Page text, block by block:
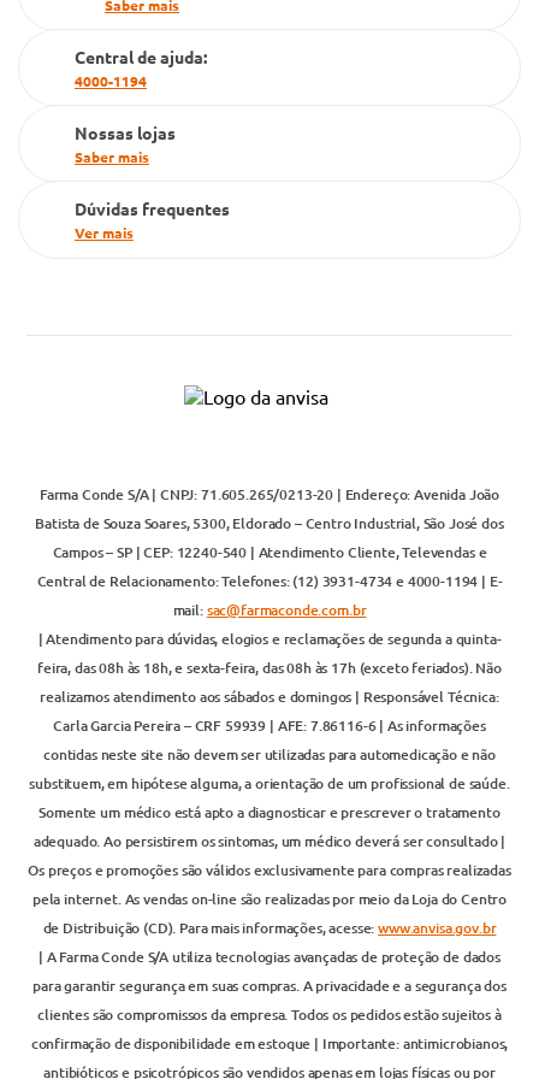
Televendas
Saber mais
Central de ajuda:
4000-1194
Nossas lojas
Saber mais
Dúvidas frequentes
Ver mais
Farma Conde S/A | CNPJ: 71.605.265/0213-20 | Endereço: Avenida João
Batista de Souza Soares, 5300, Eldorado – Centro Industrial, São José dos
Campos – SP | CEP: 12240-540 | Atendimento Cliente, Televendas e
Central de Relacionamento: Telefones: (12) 3931-4734 e 4000-1194 | E-
mail:sac@farmaconde.com.br
| Atendimento para dúvidas, elogios e reclamações de segunda a quinta-
feira, das 08h às 18h, e sexta-feira, das 08h às 17h (exceto feriados). Não
realizamos atendimento aos sábados e domingos | Responsável Técnica:
Carla Garcia Pereira – CRF 59939 | AFE: 7.86116-6 | As informações
contidas neste site não devem ser utilizadas para automedicação e não
substituem, em hipótese alguma, a orientação de um profissional de saúde.
Somente um médico está apto a diagnosticar e prescrever o tratamento
adequado. Ao persistirem os sintomas, um médico deverá ser consultado |
Os preços e promoções são válidos exclusivamente para compras realizadas
pela internet. As vendas on-line são realizadas por meio da Loja do Centro
de Distribuição (CD). Para mais informações, acesse:www.anvisa.gov.br
| A Farma Conde S/A utiliza tecnologias avançadas de proteção de dados
para garantir segurança em suas compras. A privacidade e a segurança dos
clientes são compromissos da empresa. Todos os pedidos estão sujeitos à
confirmação de disponibilidade em estoque | Importante: antimicrobianos,
antibióticos e psicotrópicos são vendidos apenas em lojas físicas ou por